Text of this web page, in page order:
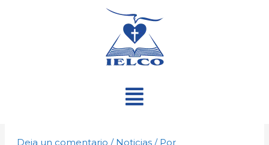
Menú
Deja un comentario / Noticias / Por